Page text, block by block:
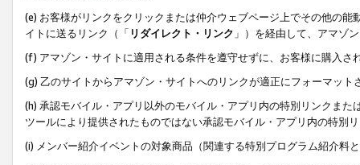
(e) お客様がリンクをクリックまたは仲介ウェブページ上でその他の
イトに送るリンク（「 リダイレクト・リンク 」）を経由して、アマゾ
(f) アマゾン・サイトに適用される条件を遵守せずに、お客様に購入さ
(g) 乙のサイトからアマゾン・サイトへのリンクが適正にフォーマッ
(h) 承認モバイル・アプリ以外のモバイル・アプリ内の特別リンクま
ツールにより提供されたものではない承認モバイル・アプリ内の特別
(i) メンバー紹介イベントの対象商品（関連する特別プログラム紹介料